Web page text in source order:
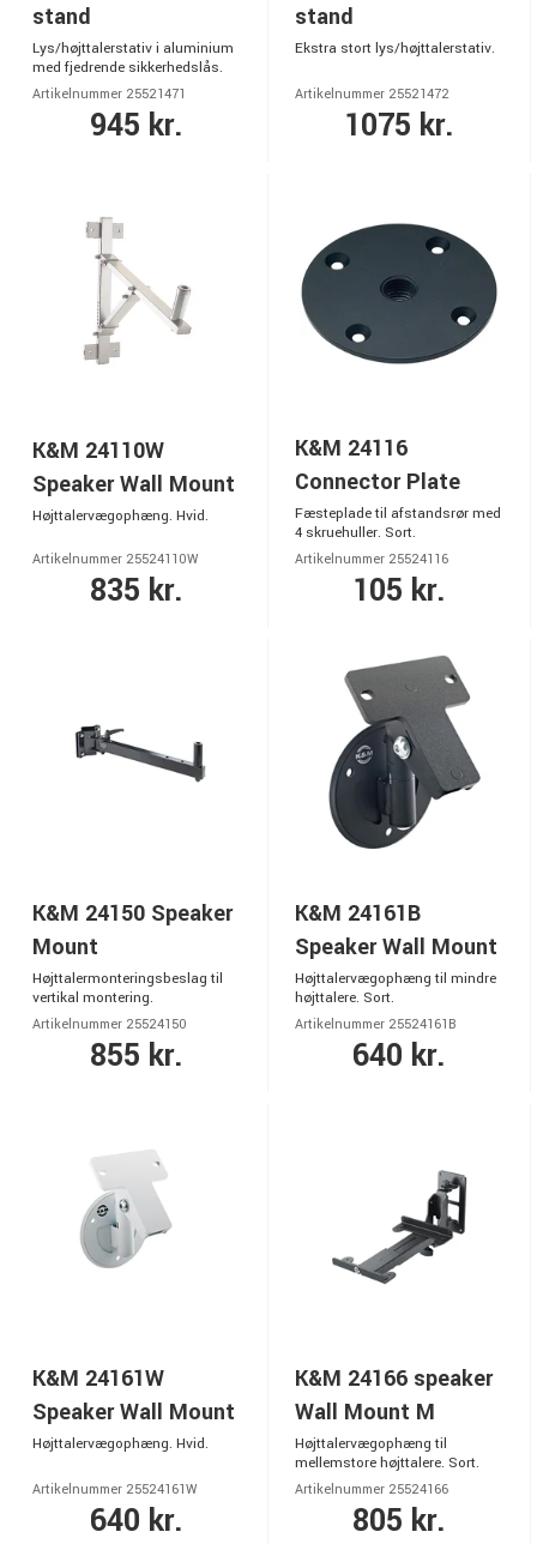
stand
Lys/højttalerstativ i aluminium
med fjedrende sikkerhedslås.
Artikelnummer 25521471
945 kr.
stand
Ekstra stort lys/højttalerstativ.
Artikelnummer 25521472
1075 kr.
K&M 24110W
Speaker Wall Mount
Højttalervægophæng. Hvid.
Artikelnummer 25524110W
835 kr.
K&M 24116
Connector Plate
Fæsteplade til afstandsrør med
4 skruehuller. Sort.
Artikelnummer 25524116
105 kr.
K&M 24150 Speaker
Mount
Højttalermonteringsbeslag til
vertikal montering.
Artikelnummer 25524150
855 kr.
K&M 24161B
Speaker Wall Mount
Højttalervægophæng til mindre
højttalere. Sort.
Artikelnummer 25524161B
640 kr.
K&M 24161W
Speaker Wall Mount
Højttalervægophæng. Hvid.
Artikelnummer 25524161W
640 kr.
K&M 24166 speaker
Wall Mount M
Højttalervægophæng til
mellemstore højttalere. Sort.
Artikelnummer 25524166
805 kr.